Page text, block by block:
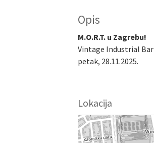
Opis
M.O.R.T. u Zagrebu!
Vintage Industrial Bar
petak, 28.11.2025.
Lokacija